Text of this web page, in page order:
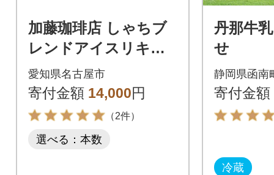
加藤珈琲店 しゃちブ
レンドアイスリキッ
ドコーヒー 1000ml×1
2本
愛知県名古屋市
寄付金額 14,000円
（2件）
選べる：本数
丹那牛
せ
静岡県函南
寄付金額
冷蔵